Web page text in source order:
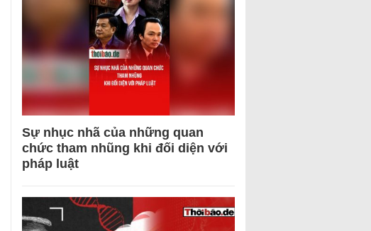
Sự nhục nhã của những quan
chức tham nhũng khi đối diện với
pháp luật